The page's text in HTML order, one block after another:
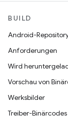
BUILD
Android-
Anforderungen
Wird
Vorschau von
Werksbilder
Treiber-Binärcodes